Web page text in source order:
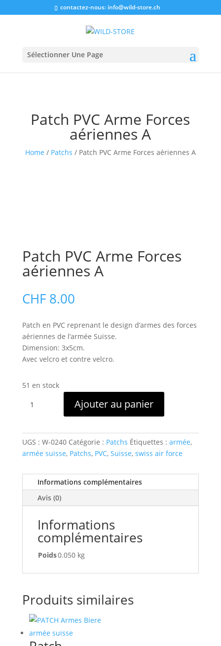
contactez-nous: info@wild-store.ch
Sélectionner Une Page
Patch PVC Arme Forces
aériennes A
Home / Patchs / Patch PVC Arme Forces aériennes A
Patch PVC Arme Forces
aériennes A
CHF8.00
Patch en PVC reprenant le design d’armes des forces
aériennes de l’armée Suisse.
Dimension: 3x5cm.
Avec velcro et contre velcro.
51 en stock
Arme
Forces
A
Ajouter au panier
UGS : W-0240 Catégorie : Patchs Étiquettes : armée,
armée suisse, Patchs, PVC, Suisse, swiss air force
Informations complémentaires
Avis (0)
Informations
complémentaires
Poids0.050 kg
Produits similaires